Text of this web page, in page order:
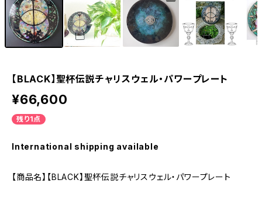
【BLACK】聖杯伝説チャリスウェル・パワープレート
¥66,600
残り1点
International shipping available
【商品名】【BLACK】聖杯伝説チャリスウェル・パワープレート